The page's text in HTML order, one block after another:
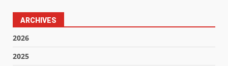
ARCHIVES
2026
2025